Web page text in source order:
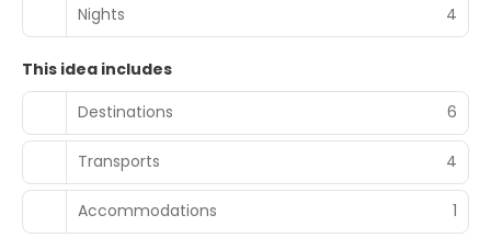
Nights 4
This idea includes
Destinations
6
Transports 4
Accommodations 1